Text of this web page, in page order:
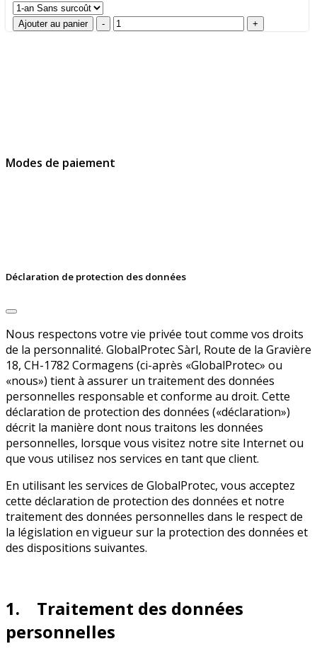
Modes de paiement
Déclaration de protection des données
Nous respectons votre vie privée tout comme vos droits
de la personnalité. GlobalProtec Sàrl, Route de la Gravière
18, CH-1782 Cormagens (ci-après «GlobalProtec» ou
«nous») tient à assurer un traitement des données
personnelles responsable et conforme au droit. Cette
déclaration de protection des données («déclaration»)
décrit la manière dont nous traitons les données
personnelles, lorsque vous visitez notre site Internet ou
que vous utilisez nos services en tant que client.
En utilisant les services de GlobalProtec, vous acceptez
cette déclaration de protection des données et notre
traitement des données personnelles dans le respect de
la législation en vigueur sur la protection des données et
des dispositions suivantes.
1. Traitement des données
personnelles